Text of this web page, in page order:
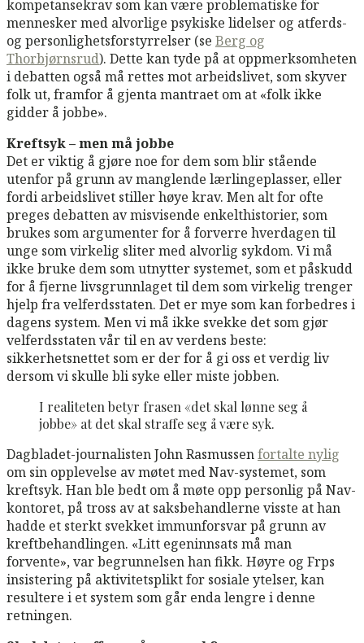
kompetansekrav som kan være problematiske for
mennesker med alvorlige psykiske lidelser og atferds-
og personlighetsforstyrrelser (se Berg og
Thorbjørnsrud). Dette kan tyde på at oppmerksomheten
i debatten også må rettes mot arbeidslivet, som skyver
folk ut, framfor å gjenta mantraet om at «folk ikke
gidder å jobbe».
Kreftsyk – men må jobbe
Det er viktig å gjøre noe for dem som blir stående
utenfor på grunn av manglende lærlingeplasser, eller
fordi arbeidslivet stiller høye krav. Men alt for ofte
preges debatten av misvisende enkelthistorier, som
brukes som argumenter for å forverre hverdagen til
unge som virkelig sliter med alvorlig sykdom. Vi må
ikke bruke dem som utnytter systemet, som et påskudd
for å fjerne livsgrunnlaget til dem som virkelig trenger
hjelp fra velferdsstaten. Det er mye som kan forbedres i
dagens system. Men vi må ikke svekke det som gjør
velferdsstaten vår til en av verdens beste:
sikkerhetsnettet som er der for å gi oss et verdig liv
dersom vi skulle bli syke eller miste jobben.
I realiteten betyr frasen «det skal lønne seg å
jobbe» at det skal straffe seg å være syk.
Dagbladet-journalisten John Rasmussenfortalte nylig
om sin opplevelse av møtet med Nav-systemet, som
kreftsyk. Han ble bedt om å møte opp personlig på Nav-
kontoret, på tross av at saksbehandlerne visste at han
hadde et sterkt svekket immunforsvar på grunn av
kreftbehandlingen. «Litt egeninnsats må man
forvente», var begrunnelsen han fikk. Høyre og Frps
insistering på aktivitetsplikt for sosiale ytelser, kan
resultere i et system som går enda lengre i denne
retningen.